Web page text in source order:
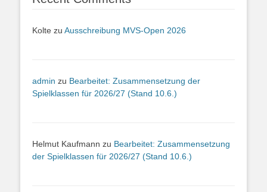
Kolte zu Ausschreibung MVS-Open 2026
admin zu Bearbeitet: Zusammensetzung der
Spielklassen für 2026/27 (Stand 10.6.)
Helmut Kaufmann zu Bearbeitet: Zusammensetzung
der Spielklassen für 2026/27 (Stand 10.6.)